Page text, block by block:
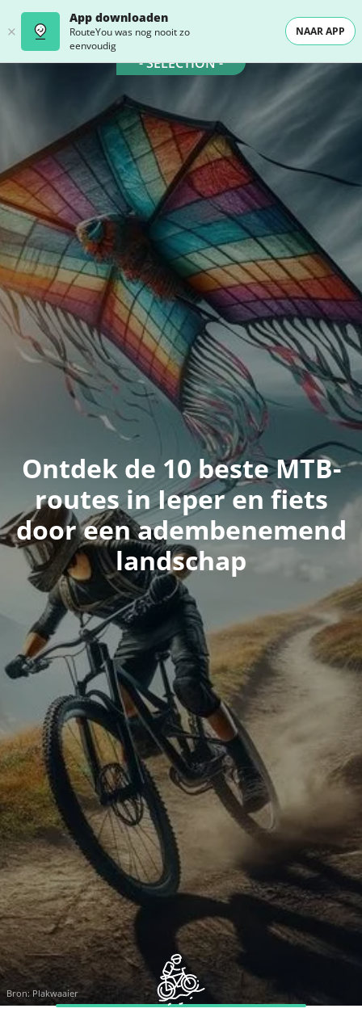
App downloaden
RouteYou was nog nooit zo
eenvoudig
NAAR APP
- SELECTION -
Ontdek de 10 beste MTB-
routes in Ieper en fiets
door een adembenemend
landschap
Bron: Plakwaaier